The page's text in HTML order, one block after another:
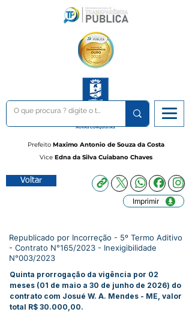
Prefeito Maximo Antonio de Souza da Costa
Vice Edna da Silva Cuiabano Chaves
Voltar
Imprimir
Republicado por Incorreção - 5º Termo Aditivo
- Contrato N°165/2023 - Inexigibilidade
N°003/2023
Quinta prorrogação da vigência por 02
meses (01 de maio a 30 de junho de 2026) do
contrato com Josué W. A. Mendes - ME, valor
total R$ 30.000,00.